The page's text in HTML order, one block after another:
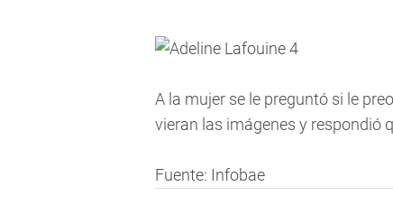
A la mujer se le preguntó si le
vieran las imágenes y respondió
Fuente: Infobae